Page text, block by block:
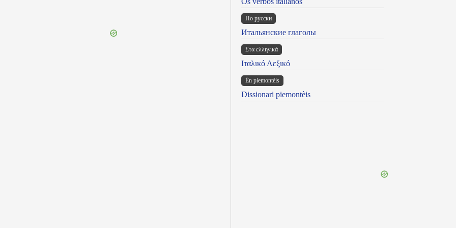
По русски
Итальянские глаголы
Στα ελληνικά
Ιταλικό Λεξικό
Ën piemontèis
Dissionari piemontèis